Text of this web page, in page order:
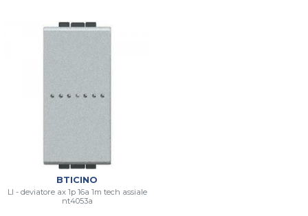
BTICINO
Ll - deviatore ax 1p 16a 1m tech assiale
nt4053a